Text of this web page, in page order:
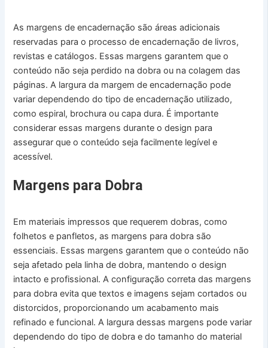
As margens de encadernação são áreas adicionais
reservadas para o processo de encadernação de livros,
revistas e catálogos. Essas margens garantem que o
conteúdo não seja perdido na dobra ou na colagem das
páginas. A largura da margem de encadernação pode
variar dependendo do tipo de encadernação utilizado,
como espiral, brochura ou capa dura. É importante
considerar essas margens durante o design para
assegurar que o conteúdo seja facilmente legível e
acessível.
Margens para Dobra
Em materiais impressos que requerem dobras, como
folhetos e panfletos, as margens para dobra são
essenciais. Essas margens garantem que o conteúdo não
seja afetado pela linha de dobra, mantendo o design
intacto e profissional. A configuração correta das margens
para dobra evita que textos e imagens sejam cortados ou
distorcidos, proporcionando um acabamento mais
refinado e funcional. A largura dessas margens pode variar
dependendo do tipo de dobra e do tamanho do material